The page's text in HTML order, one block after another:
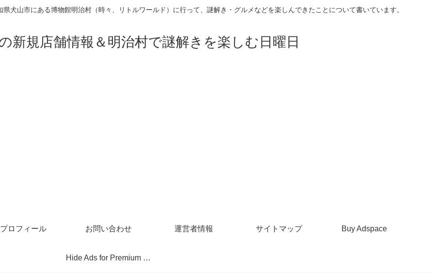
犬山市にある博物館明治村（時々、リトルワールド）に行って、謎解き・グルメなどを楽しんできたことについて書いています。
新規店舗情報＆明治村で謎解きを楽しむ日曜日
プロフィール お問い合わせ 運営者情報 サイトマップ Buy Adspace
Hide Ads for Premium Members